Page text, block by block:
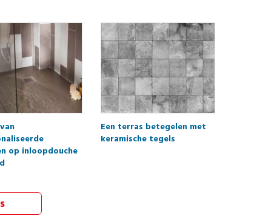
op inloopdouche
Een terras betegelen met
keramische tegels